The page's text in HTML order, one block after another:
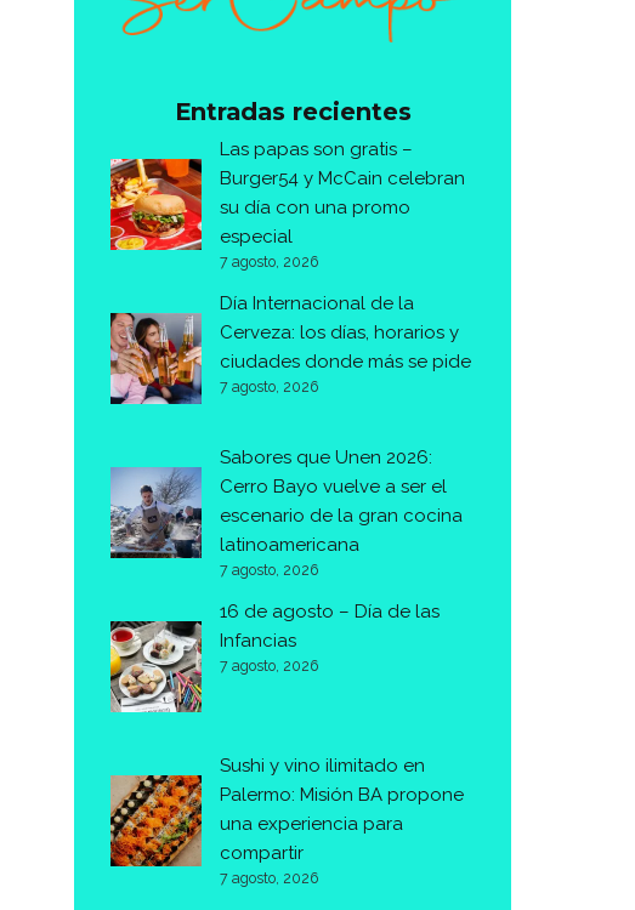
Entradas recientes
Las papas son gratis –
Burger54 y McCain celebran
su día con una promo
especial
7 agosto, 2026
Día Internacional de la
Cerveza: los días, horarios y
ciudades donde más se pide
7 agosto, 2026
Sabores que Unen 2026:
Cerro Bayo vuelve a ser el
escenario de la gran cocina
latinoamericana
7 agosto, 2026
16 de agosto – Día de las
Infancias
7 agosto, 2026
Sushi y vino ilimitado en
Palermo: Misión BA propone
una experiencia para
compartir
7 agosto, 2026